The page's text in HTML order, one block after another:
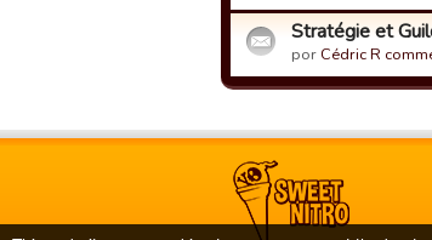
Stratégie et
por Cédric R